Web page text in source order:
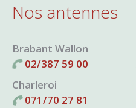
Nos antennes
Brabant Wallon
02/387 59 00
Charleroi
071/70 27 81